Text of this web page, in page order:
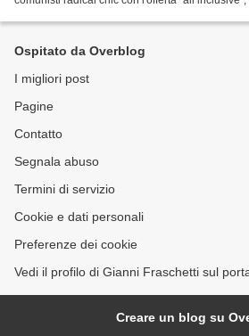
Ospitato da Overblog
I migliori post
Pagine
Contatto
Segnala abuso
Termini di servizio
Cookie e dati personali
Preferenze dei cookie
Vedi il profilo di Gianni Fraschetti sul
Creare un blog su